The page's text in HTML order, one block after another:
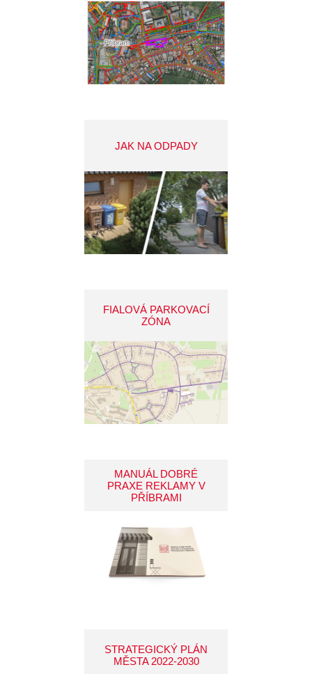
JAK NA ODPADY
FIALOVÁ PARKOVACÍ
ZÓNA
MANUÁL DOBRÉ
PRAXE REKLAMY V
PŘÍBRAMI
STRATEGICKÝ PLÁN
MĚSTA 2022-2030